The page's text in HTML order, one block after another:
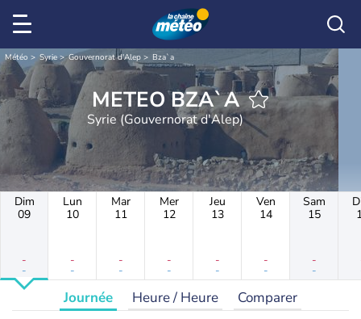
Météo Syrie Gouvernorat d'Alep Bza`a
METEO BZA`A
Syrie (Gouvernorat d'Alep)
Dim
09
-
-
Lun
10
-
-
Mar
11
-
-
Mer
12
-
-
Jeu
13
-
-
Ven
14
-
-
Sam
15
-
-
Journée Heure / Heure Comparer